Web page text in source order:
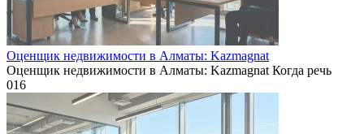
Оценщик недвижимости в Алматы: Kazmagnat
Оценщик недвижимости в Алматы: Kazmagnat Когда речь
016